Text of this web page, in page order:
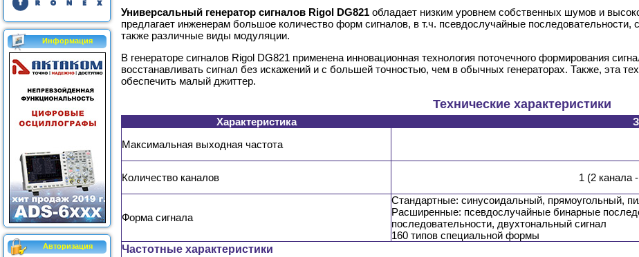
Информация
Авторизация
Универсальный генератор сигналов Rigol DG821 обладает низким уровнем собственных шумов и
предлагает инженерам большое количество форм сигналов, в т.ч. псевдослучайные
также различные виды модуляции.
В генераторе сигналов Rigol DG821 применена инновационная технология поточечного формирования
восстанавливать сигнал без искажений и с большей точностью, чем в обычных генераторах. Также, эта
обеспечить малый джиттер.
Технические характеристики
Характеристика
Максимальная выходная частота
Количество каналов 1 (2 канала
Форма сигнала
Стандартные: синусоидальный, прямоугольный,
Расширенные: псевдослучайные бинарные
последовательности, двухтональный сигнал
160 типов специальной формы
Частотные характеристики